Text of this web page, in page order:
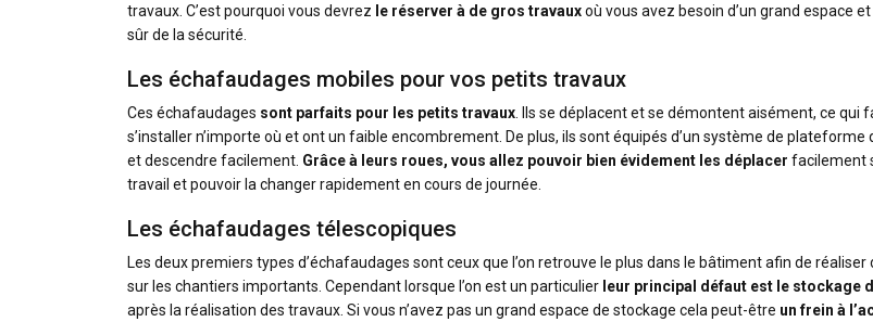
travaux. C’est pourquoi vous devrez le réserver à de gros travauxoù vous avez besoin d’un grand espace
sûr de la sécurité.
Les échafaudages mobiles pour vos petits travaux
Ces échafaudages sont parfaits pour les petits travaux. Ils se déplacent et se démontent aisément, ce qui
s’installer n’importe où et ont un faible encombrement. De plus, ils sont équipés d’un système de
et descendre facilement. Grâce à leurs roues, vous allez pouvoir bien évidement les déplacer facilement
travail et pouvoir la changer rapidement en cours de journée.
Les échafaudages télescopiques
Les deux premiers types d’échafaudages sont ceux que l’on retrouve le plus dans le bâtiment afin de
sur les chantiers importants. Cependant lorsque l’on est un particulier leur principal défaut est le stockage
après la réalisation des travaux. Si vous n’avez pas un grand espace de stockage cela peut-être un frein à